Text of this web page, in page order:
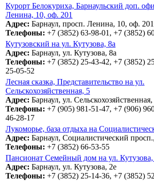
Курорт Белокуриха, Барнаульский доп.
Ленина, 10, оф. 201
Адрес: Барнаул, просп. Ленина, 10, оф. 201
Телефоны: +7 (3852) 63-98-01, +7 (3852)
Кутузовский на ул. Кутузова, 8а
Адрес: Барнаул, ул. Кутузова, 8а
Телефоны: +7 (3852) 25-43-42, +7 (3852)
25-05-52
Лесная сказка, Представительство на ул.
Сельскохозяйственная, 5
Адрес: Барнаул, ул.
Телефоны: +7 (905) 981-51-47, +7 (906)
46-28-17
Лукоморье, база отдыха на
Адрес: Барнаул, Социалистический
Телефоны: +7 (3852) 66-53-55
Пансионат Семейный дом на ул. Кутузова,
Адрес: Барнаул, ул. Кутузова, 2е
Телефоны: +7 (3852) 25-14-36, +7 (3852)